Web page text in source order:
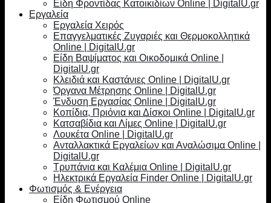
Είδη Φροντίδας Κατοικιδίων Online | DigitalU.gr
Εργαλεία
Εργαλεία Χειρός
Επαγγελματικές Ζυγαριές και Θερμοκολλητικά
Online | DigitalU.gr
Είδη Βαψίματος και Οικοδομικά Online |
DigitalU.gr
Κλειδιά και Καστάνιες Online | DigitalU.gr
Όργανα Μέτρησης Online | DigitalU.gr
Ένδυση Εργασίας Online | DigitalU.gr
Κοπίδια, Πριόνια και Δίσκοι Online | DigitalU.gr
Κατσαβίδια και Λίμες Online | DigitalU.gr
Λουκέτα Online | DigitalU.gr
Ανταλλακτικά Εργαλείων και Αναλώσιμα Online |
DigitalU.gr
Τρυπάνια και Καλέμια Online | DigitalU.gr
Ηλεκτρικά Εργαλεία Finder Online | DigitalU.gr
Φωτισμός & Ενέργεια
Είδη Φωτισμού Online